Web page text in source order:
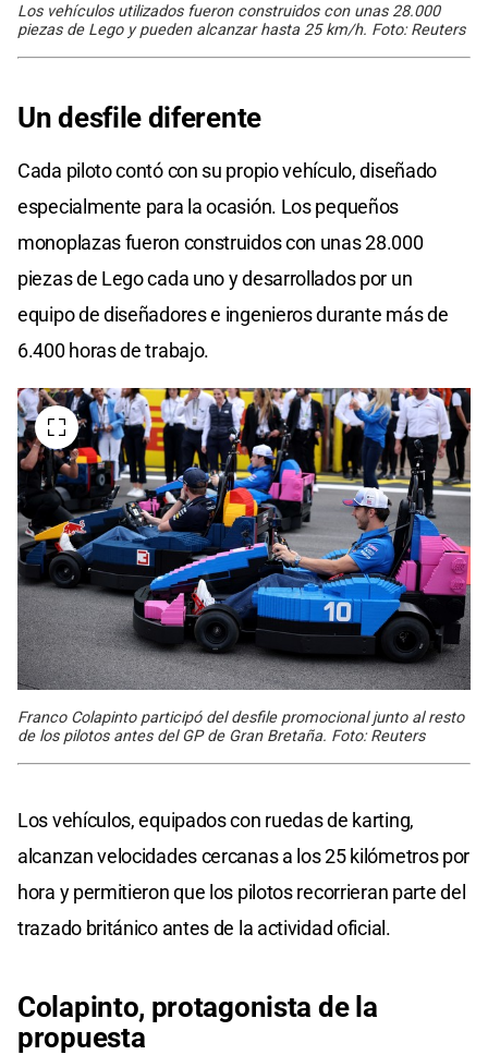
Los vehículos utilizados fueron construidos con unas 28.000
piezas de Lego y pueden alcanzar hasta 25 km/h. Foto: Reuters
Un desfile diferente
Cada piloto contó con su propio vehículo, diseñado
especialmente para la ocasión. Los pequeños
monoplazas fueron construidos con unas 28.000
piezas de Lego cada uno y desarrollados por un
equipo de diseñadores e ingenieros durante más de
6.400 horas de trabajo.
Franco Colapinto participó del desfile promocional junto al resto
de los pilotos antes del GP de Gran Bretaña. Foto: Reuters
Los vehículos, equipados con ruedas de karting,
alcanzan velocidades cercanas a los 25 kilómetros por
hora y permitieron que los pilotos recorrieran parte del
trazado británico antes de la actividad oficial.
Colapinto, protagonista de la
propuesta